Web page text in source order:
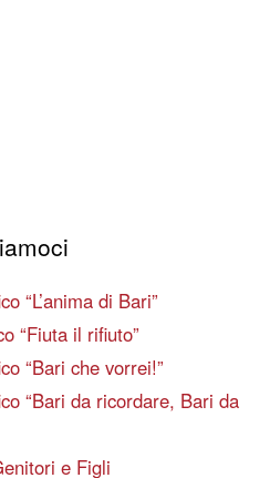
“L’anima di Bari”
“Fiuta il rifiuto”
“Bari che vorrei!”
“Bari da ricordare, Bari da
e Figli